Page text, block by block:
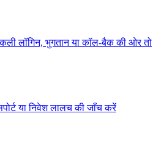
लॉगिन, भुगतान या कॉल-बैक की ओर तो
या निवेश लालच की जाँच करें